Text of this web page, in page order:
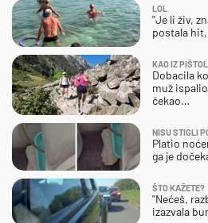
LOL
"Je li živ,
postala
KAO IZ
Dobacila
muž
čekao…
NISU STIGLI
Platio
ga je
ŠTO KAŽETE?
"Nećeš,
izazvala